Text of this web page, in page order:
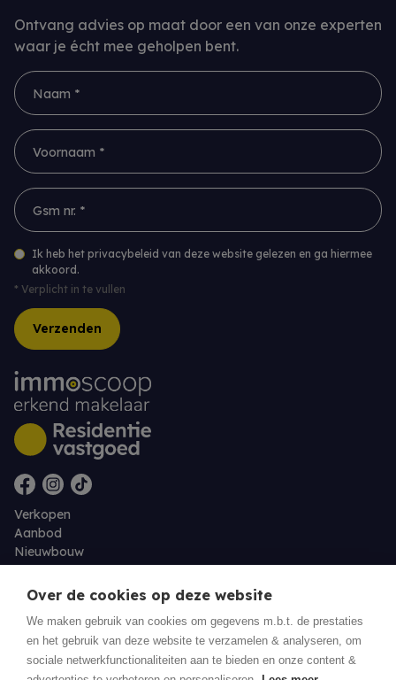
Ontvang advies op maat door een van onze experten
waar je écht mee geholpen bent.
Naam *
Voornaam *
Gsm nr. *
Ik heb het privacybeleid van deze website gelezen en ga hiermee
akkoord.
* Verplicht in te vullen
Verzenden
Verkopen
Aanbod
Nieuwbouw
Over ons
Contact
Eigenaarslogin
Over de cookies op deze website
We maken gebruik van cookies om gegevens m.b.t. de prestaties
en het gebruik van deze website te verzamelen & analyseren, om
sociale netwerkfunctionaliteiten aan te bieden en onze content &